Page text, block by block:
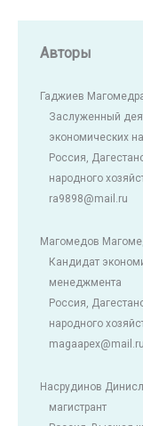
Авторы
Гаджиев
Заслуженный
экономических
Россия,
народного
ra9898@mail.ru
Магомедов
Кандидат
менеджмента
Россия,
народного
magaapex@mail.ru
Насрудинов
магистрант